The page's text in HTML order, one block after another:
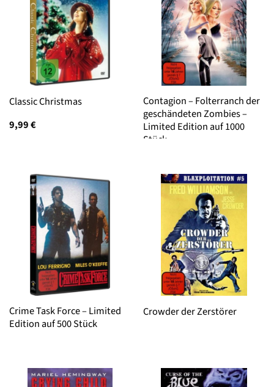
Classic Christmas
9,99€
Contagion – Folterranch der
geschändeten Zombies –
Limited Edition auf 1000
Stück
Crime Task Force – Limited
Edition auf 500 Stück
Crowder der Zerstörer